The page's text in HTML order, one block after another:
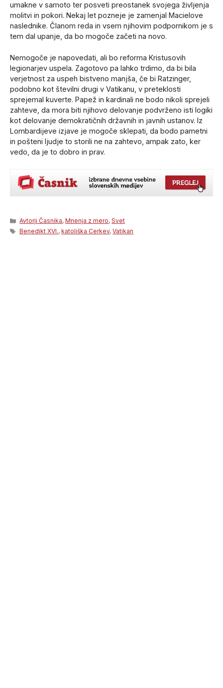
umakne v samoto ter posveti preostanek svojega življenja
molitvi in pokori. Nekaj let pozneje je zamenjal Macielove
naslednike. Članom reda in vsem njihovim podpornikom je s
tem dal upanje, da bo mogoče začeti na novo.
Nemogoče je napovedati, ali bo reforma Kristusovih
legionarjev uspela. Zagotovo pa lahko trdimo, da bi bila
verjetnost za uspeh bistveno manjša, če bi Ratzinger,
podobno kot številni drugi v Vatikanu, v preteklosti
sprejemal kuverte. Papež in kardinali ne bodo nikoli sprejeli
zahteve, da mora biti njihovo delovanje podvrženo isti logiki
kot delovanje demokratičnih državnih in javnih ustanov. Iz
Lombardijeve izjave je mogoče sklepati, da bodo pametni
in pošteni ljudje to storili ne na zahtevo, ampak zato, ker
vedo, da je to dobro in prav.
Categories
Avtorji Časnika,Mnenja z mero,Svet
Tags
Benedikt XVI.,katoliška Cerkev,Vatikan